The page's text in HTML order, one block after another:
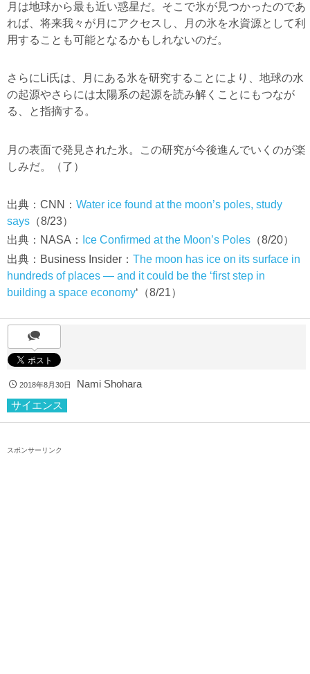
月は地球から最も近い惑星だ。そこで氷が見つかったのであ
れば、将来我々が月にアクセスし、月の氷を水資源として利
用することも可能となるかもしれないのだ。
さらにLi氏は、月にある氷を研究することにより、地球の水
の起源やさらには太陽系の起源を読み解くことにもつなが
る、と指摘する。
月の表面で発見された氷。この研究が今後進んでいくのが楽
しみだ。（了）
出典：CNN： Water ice found at the moon’s poles, study
says （8/23）
出典：NASA：
Ice Confirmed at the Moon’s Poles （8/20）
出典：Business Insider： The moon has ice on its surface in
hundreds of places — and it could be the ‘first step in
building a space economy‘（8/21）
2018年8月30日
Nami Shohara
サイエンス
スポンサーリンク